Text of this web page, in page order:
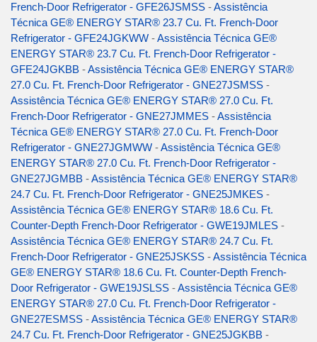
French-Door Refrigerator - GFE26JSMSS -Assistência
Técnica GE® ENERGY STAR® 23.7 Cu. Ft. French-Door
Refrigerator - GFE24JGKWW -Assistência Técnica GE®
ENERGY STAR® 23.7 Cu. Ft. French-Door Refrigerator -
GFE24JGKBB -Assistência Técnica GE® ENERGY STAR®
27.0 Cu. Ft. French-Door Refrigerator - GNE27JSMSS -
Assistência Técnica GE® ENERGY STAR® 27.0 Cu. Ft.
French-Door Refrigerator - GNE27JMMES -Assistência
Técnica GE® ENERGY STAR® 27.0 Cu. Ft. French-Door
Refrigerator - GNE27JGMWW -Assistência Técnica GE®
ENERGY STAR® 27.0 Cu. Ft. French-Door Refrigerator -
GNE27JGMBB -Assistência Técnica GE® ENERGY STAR®
24.7 Cu. Ft. French-Door Refrigerator - GNE25JMKES -
Assistência Técnica GE® ENERGY STAR® 18.6 Cu. Ft.
Counter-Depth French-Door Refrigerator - GWE19JMLES -
Assistência Técnica GE® ENERGY STAR® 24.7 Cu. Ft.
French-Door Refrigerator - GNE25JSKSS -Assistência Técnica
GE® ENERGY STAR® 18.6 Cu. Ft. Counter-Depth French-
Door Refrigerator - GWE19JSLSS -Assistência Técnica GE®
ENERGY STAR® 27.0 Cu. Ft. French-Door Refrigerator -
GNE27ESMSS -Assistência Técnica GE® ENERGY STAR®
24.7 Cu. Ft. French-Door Refrigerator - GNE25JGKBB -